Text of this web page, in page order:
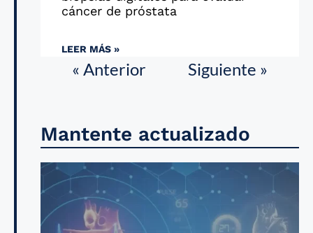
cáncer de próstata
LEER MÁS »
« Anterior Siguiente »
Mantente actualizado